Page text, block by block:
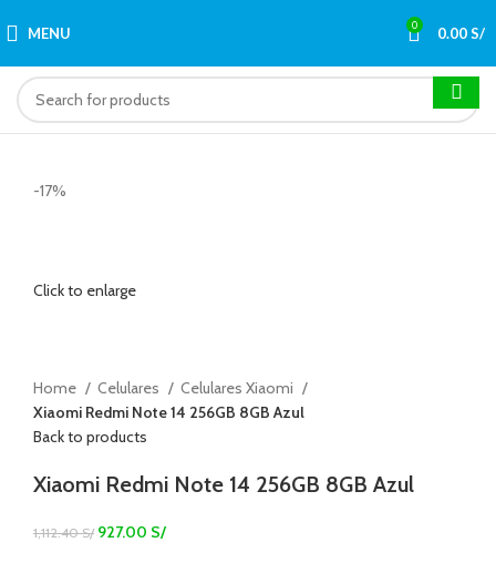
MENU 0 0.00S/
-17%
Click to enlarge
Home Celulares
Celulares Xiaomi
Xiaomi Redmi Note 14 256GB 8GB Azul
Back to products
Xiaomi Redmi Note 14 256GB 8GB Azul
1,112.40S/ 927.00 S/